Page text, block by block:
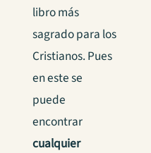
libro más
sagrado para los
Cristianos. Pues
en este se
puede
encontrar
cualquier